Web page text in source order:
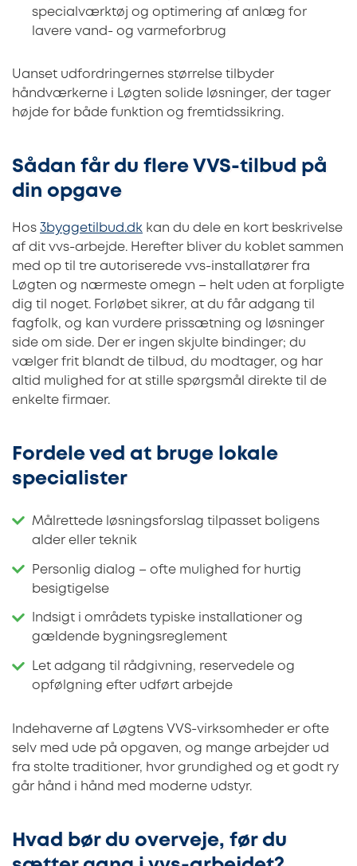
specialværktøj og optimering af anlæg for
lavere vand- og varmeforbrug
Uanset udfordringernes størrelse tilbyder
håndværkerne i Løgten solide løsninger, der tager
højde for både funktion og fremtidssikring.
Sådan får du flere VVS-tilbud på
din opgave
Hos 3byggetilbud.dk kan du dele en kort beskrivelse
af dit vvs-arbejde. Herefter bliver du koblet sammen
med op til tre autoriserede vvs-installatører fra
Løgten og nærmeste omegn – helt uden at forpligte
dig til noget. Forløbet sikrer, at du får adgang til
fagfolk, og kan vurdere prissætning og løsninger
side om side. Der er ingen skjulte bindinger; du
vælger frit blandt de tilbud, du modtager, og har
altid mulighed for at stille spørgsmål direkte til de
enkelte firmaer.
Fordele ved at bruge lokale
specialister
Målrettede løsningsforslag tilpasset boligens
alder eller teknik
Personlig dialog – ofte mulighed for hurtig
besigtigelse
Indsigt i områdets typiske installationer og
gældende bygningsreglement
Let adgang til rådgivning, reservedele og
opfølgning efter udført arbejde
Indehaverne af Løgtens VVS-virksomheder er ofte
selv med ude på opgaven, og mange arbejder ud
fra stolte traditioner, hvor grundighed og et godt ry
går hånd i hånd med moderne udstyr.
Hvad bør du overveje, før du